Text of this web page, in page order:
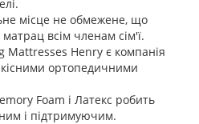
місце не обмежене, що
всім членам сім'ї.
Henry є компанія
ортопедичними
Foam і Латекс робить
і підтримуючим.